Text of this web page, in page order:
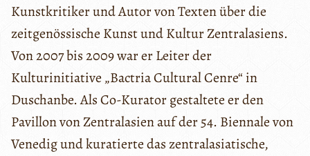
Kunstkritiker und Autor von Texten über die
zeitgenössische Kunst und Kultur Zentralasiens.
Von 2007 bis 2009 war er Leiter der
Kulturinitiative „Bactria Cultural Cenre“ in
Duschanbe. Als Co-Kurator gestaltete er den
Pavillon von Zentralasien auf der 54. Biennale von
Venedig und kuratierte das zentralasiatische,